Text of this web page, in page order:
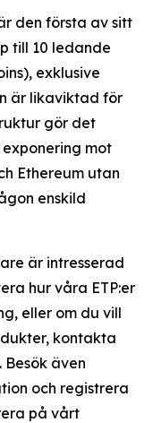
den första av sitt
till 10 ledande
exklusive
är likaviktad för
gör det
mot
Ethereum utan
enskild
är intresserad
hur våra ETP:er
eller om du vill
kontakta
. Besök även
och registrera
på vårt